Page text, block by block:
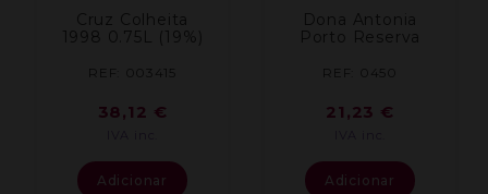
Cruz Colheita
1998 0.75L (19%)
REF: 003415
38,12 €
Adicionar
Dona Antonia
Porto Reserva
REF: 0450
21,23 €
Adicionar